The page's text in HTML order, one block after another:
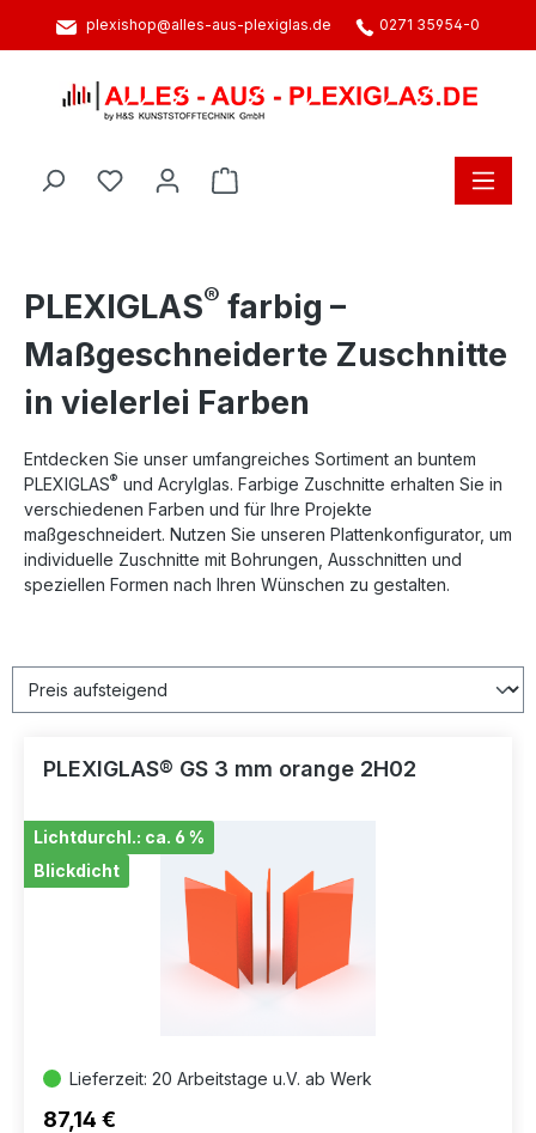
springenplexishop@alles-aus-plexiglas.de 0271 35954-0
Warenkorb enthält 0 Positionen.
PLEXIGLAS® farbig –
Maßgeschneiderte Zuschnitte
in vielerlei Farben
Entdecken Sie unser umfangreiches Sortiment an buntem
PLEXIGLAS® und Acrylglas. Farbige Zuschnitte erhalten Sie in
verschiedenen Farben und für Ihre Projekte
maßgeschneidert. Nutzen Sie unseren Plattenkonfigurator, um
individuelle Zuschnitte mit Bohrungen, Ausschnitten und
speziellen Formen nach Ihren Wünschen zu gestalten.
Lichtdurchl.: ca. 6 %
Blickdicht
PLEXIGLAS® GS 3 mm orange 2H02
Lieferzeit: 20 Arbeitstage u.V. ab Werk
87,14 €